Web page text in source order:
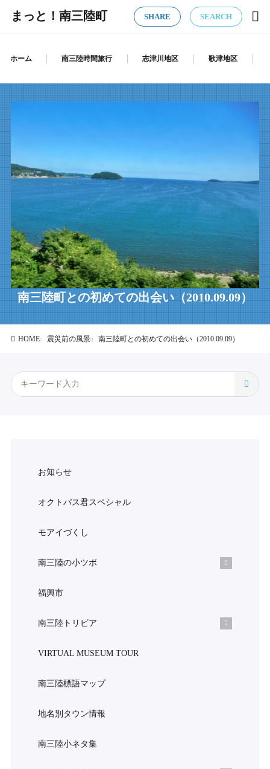
まっと！南三陸町 SHARE SEARCH
ホーム 南三陸時間旅行 志津川地区 歌津地区
南三陸町との初めての出会い（2010.09.09）
HOME 震災前の風景 南三陸町との初めての出会い（2010.09.09）
お知らせ
オクトパス君スペシャル
モアイづくし
南三陸の小ツボ
福興市
南三陸トリビア
VIRTUAL MUSEUM TOUR
南三陸標語マップ
地名別タウン情報
南三陸小ネタ集